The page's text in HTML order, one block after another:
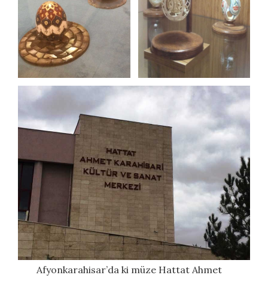
Afyonkarahisar’da ki müze Hattat Ahmet